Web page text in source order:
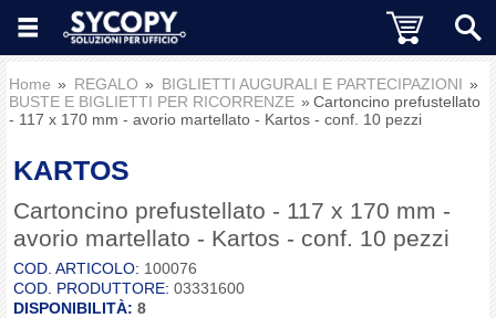
Home REGALO
BIGLIETTI AUGURALI E PARTECIPAZIONI
BUSTE E BIGLIETTI PER RICORRENZE
Cartoncino prefustellato
- 117 x 170 mm - avorio martellato - Kartos - conf. 10 pezzi
KARTOS
Cartoncino prefustellato - 117 x 170 mm -
avorio martellato - Kartos - conf. 10 pezzi
COD. ARTICOLO: 100076
COD. PRODUTTORE: 03331600
DISPONIBILITÀ: 8